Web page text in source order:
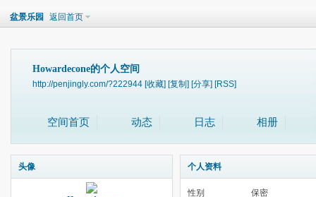
盆景乐园 返回首页
Howardecone的个人空间
http://penjingly.com/?222944 [收藏] [复制] [分享] [RSS]
空间首页 动态 日志 相册
头像 个人资料
性别 保密